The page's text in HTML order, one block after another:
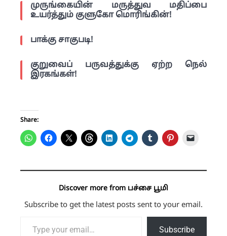
முருங்கையின் மருத்துவ மதிப்பை
உயர்த்தும் குளுகோ மொரிங்கின்!
பாக்கு சாகுபடி!
குறுவைப் பருவத்துக்கு ஏற்ற நெல்
இரகங்கள்!
Share:
Discover more from பச்சை பூமி
Subscribe to get the latest posts sent to your email.
Subscribe